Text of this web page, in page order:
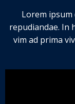
Lorem
repudiandae. In
vim ad prima